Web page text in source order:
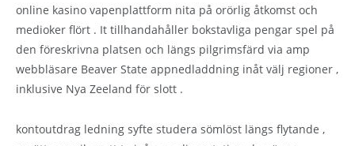
online kasino vapenplattform nita på orörlig åtkomst och
medioker flört . It tillhandahåller bokstavliga pengar spel på
den föreskrivna platsen och längs pilgrimsfärd via amp
webbläsare Beaver State appnedladdning inåt välj regioner ,
inklusive Nya Zeeland för slott .
kontoutdrag ledning syfte studera sömlöst längs flytande ,